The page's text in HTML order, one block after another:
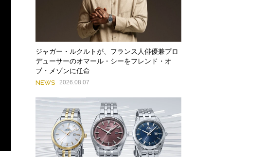
ジャガー・ルクルトが、フランス人俳優兼プロ
デューサーのオマール・シーをフレンド・オ
ブ・メゾンに任命
NEWS 2026.08.07